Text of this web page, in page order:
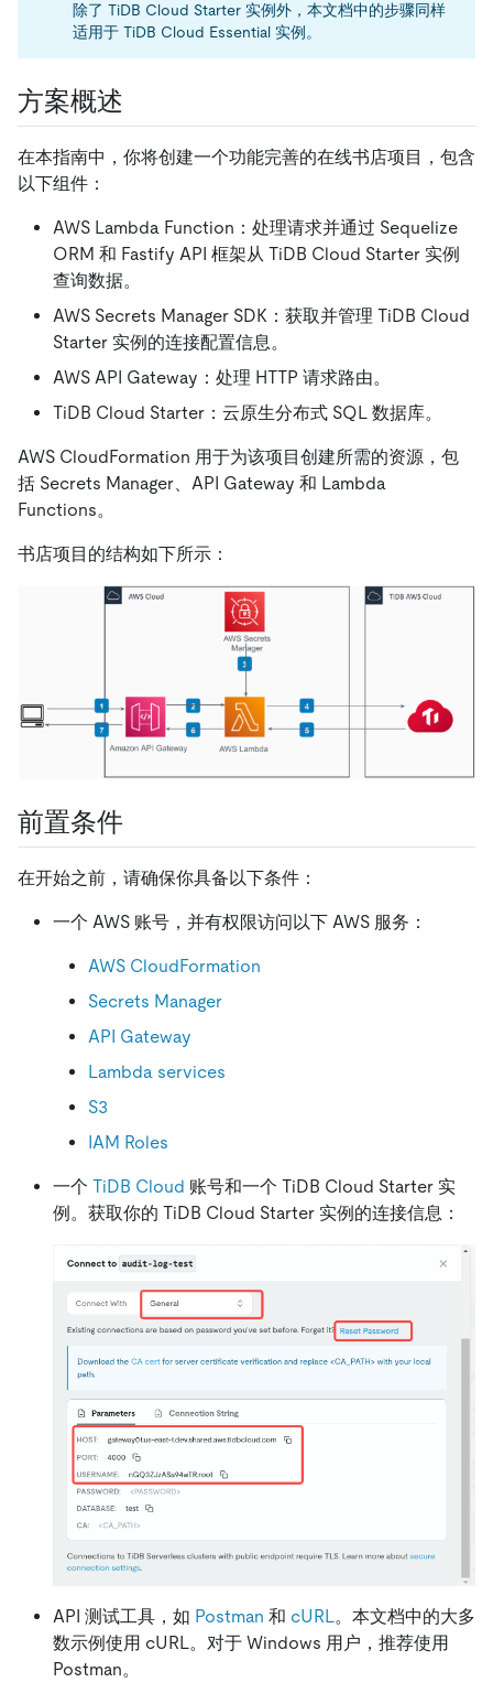
除了 TiDB Cloud Starter 实例外，本文档中的步骤同样
适用于 TiDB Cloud Essential 实例。
方案概述
在本指南中，你将创建一个功能完善的在线书店项目，包含
以下组件：
AWS Lambda Function：处理请求并通过 Sequelize
ORM 和 Fastify API 框架从 TiDB Cloud Starter 实例
查询数据。
AWS Secrets Manager SDK：获取并管理 TiDB Cloud
Starter 实例的连接配置信息。
AWS API Gateway：处理 HTTP 请求路由。
TiDB Cloud Starter：云原生分布式 SQL 数据库。
AWS CloudFormation 用于为该项目创建所需的资源，包
括 Secrets Manager、API Gateway 和 Lambda
Functions。
书店项目的结构如下所示：
前置条件
在开始之前，请确保你具备以下条件：
一个 AWS 账号，并有权限访问以下 AWS 服务：
AWS CloudFormation
Secrets Manager
API Gateway
Lambda services
S3
IAM Roles
一个 TiDB Cloud 账号和一个 TiDB Cloud Starter 实
例。获取你的 TiDB Cloud Starter 实例的连接信息：
API 测试工具，如 Postman 和 cURL。本文档中的大多
数示例使用 cURL。对于 Windows 用户，推荐使用
Postman。